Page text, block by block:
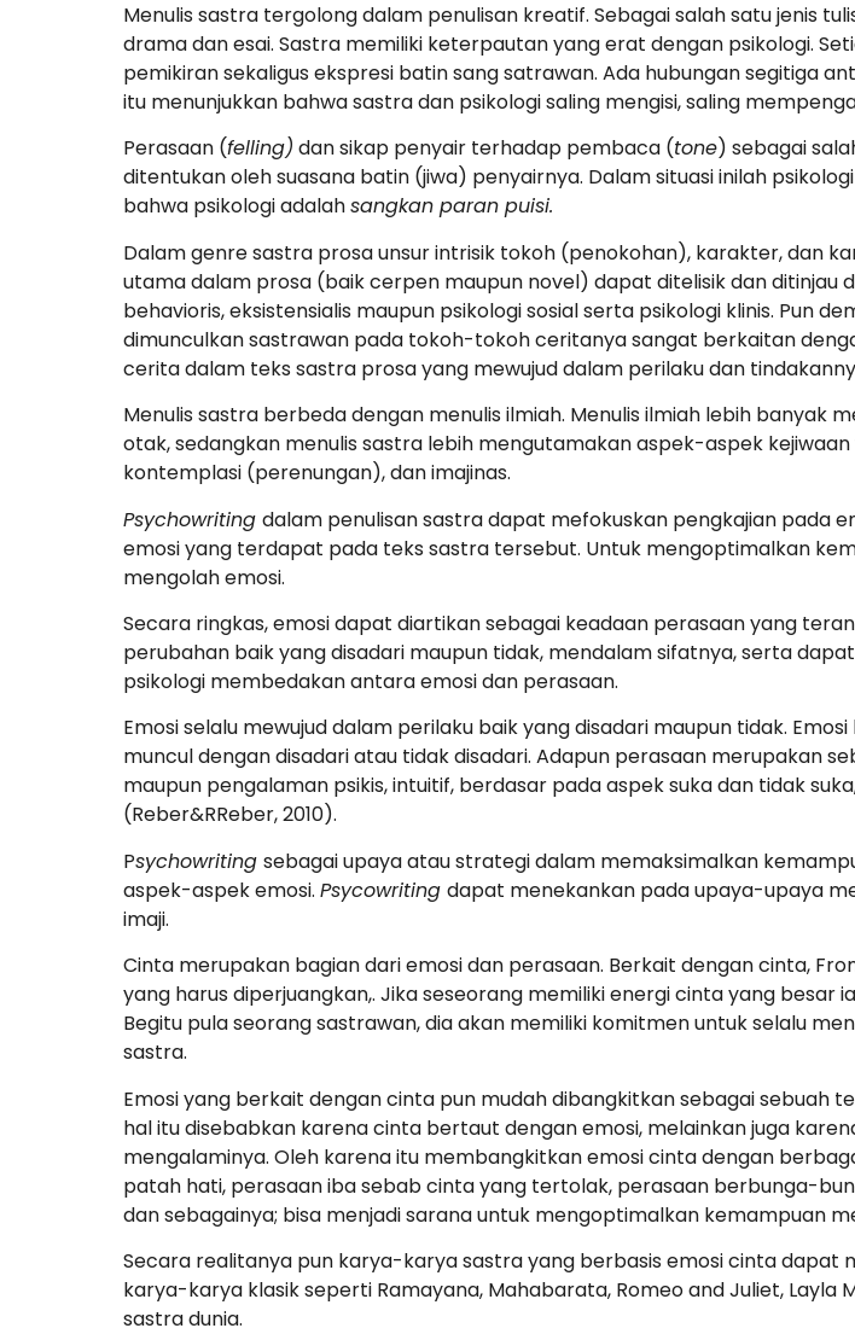
Menulis sastra tergolong dalam penulisan kreatif. Sebagai salah satu jenis
drama dan esai. Sastra memiliki keterpautan yang erat dengan psikologi.
pemikiran sekaligus ekspresi batin sang satrawan. Ada hubungan segitiga
itu menunjukkan bahwa sastra dan psikologi saling mengisi, saling
Perasaan (felling) dan sikap penyair terhadap pembaca (tone) sebagai
ditentukan oleh suasana batin (jiwa) penyairnya. Dalam situasi inilah
bahwa psikologi adalahsangkan paran puisi.
Dalam genre sastra prosa unsur intrisik tokoh (penokohan), karakter, dan
utama dalam prosa (baik cerpen maupun novel) dapat ditelisik dan ditinjau
behavioris, eksistensialis maupun psikologi sosial serta psikologi klinis.
dimunculkan sastrawan pada tokoh-tokoh ceritanya sangat berkaitan
cerita dalam teks sastra prosa yang mewujud dalam perilaku dan
Menulis sastra berbeda dengan menulis ilmiah. Menulis ilmiah lebih
otak, sedangkan menulis sastra lebih mengutamakan aspek-aspek
kontemplasi (perenungan), dan imajinas.
Psychowriting dalam penulisan sastra dapat mefokuskan pengkajian pada
emosi yang terdapat pada teks sastra tersebut. Untuk mengoptimalkan
mengolah emosi.
Secara ringkas, emosi dapat diartikan sebagai keadaan perasaan yang
perubahan baik yang disadari maupun tidak, mendalam sifatnya, serta
psikologi membedakan antara emosi dan perasaan.
Emosi selalu mewujud dalam perilaku baik yang disadari maupun tidak.
muncul dengan disadari atau tidak disadari. Adapun perasaan merupakan
maupun pengalaman psikis, intuitif, berdasar pada aspek suka dan tidak
(Reber&RReber, 2010).
Psychowriting sebagai upaya atau strategi dalam memaksimalkan
aspek-aspek emosi. Psycowriting dapat menekankan pada upaya-upaya
imaji.
Cinta merupakan bagian dari emosi dan perasaan. Berkait dengan cinta,
yang harus diperjuangkan,. Jika seseorang memiliki energi cinta yang
Begitu pula seorang sastrawan, dia akan memiliki komitmen untuk selalu
sastra.
Emosi yang berkait dengan cinta pun mudah dibangkitkan sebagai sebuah
hal itu disebabkan karena cinta bertaut dengan emosi, melainkan juga
mengalaminya. Oleh karena itu membangkitkan emosi cinta dengan
patah hati, perasaan iba sebab cinta yang tertolak, perasaan berbunga-
dan sebagainya; bisa menjadi sarana untuk mengoptimalkan kemampuan
Secara realitanya pun karya-karya sastra yang berbasis emosi cinta dapat
karya-karya klasik seperti Ramayana, Mahabarata, Romeo and Juliet, Layla
sastra dunia.